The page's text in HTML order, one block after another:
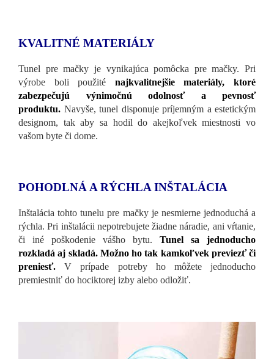
KVALITNÉ MATERIÁLY
Tunel pre mačky je vynikajúca pomôcka pre mačky. Pri
výrobe boli použité najkvalitnejšie materiály, ktoré
zabezpečujú výnimočnú odolnosť a pevnosť
produktu. Navyše, tunel disponuje príjemným a estetickým
designom, tak aby sa hodil do akejkoľvek miestnosti vo
vašom byte či dome.
POHODLNÁ A RÝCHLA INŠTALÁCIA
Inštalácia tohto tunelu pre mačky je nesmierne jednoduchá a
rýchla. Pri inštalácii nepotrebujete žiadne náradie, ani vŕtanie,
či iné poškodenie vášho bytu. Tunel sa jednoducho
rozkladá aj skladá. Možno ho tak kamkoľvek previezť či
preniesť. V prípade potreby ho môžete jednoducho
premiestniť do hociktorej izby alebo odložiť.